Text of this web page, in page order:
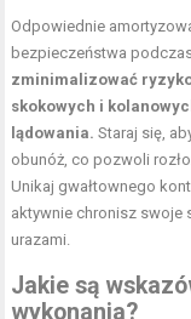
Odpowiednie
bezpieczeństwa
zminimalizować
skokowych i
lądowania. Staraj się,
obunóż, co pozwoli
Unikaj gwałtownego
aktywnie chronisz swoje
urazami.
Jakie są
wykonania?